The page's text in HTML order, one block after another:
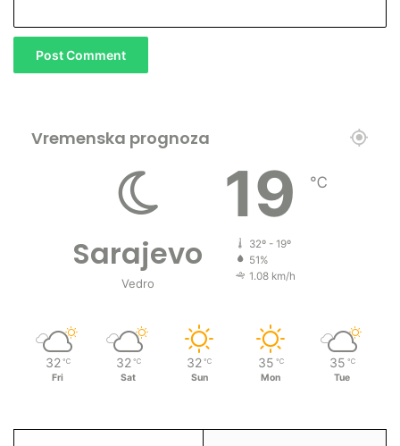
Vremenska prognoza
Sarajevo
Vedro
19 ℃
32º - 19º
51%
1.08 km/h
32 ℃
Fri
32 ℃
Sat
32 ℃
Sun
35 ℃
Mon
35 ℃
Tue